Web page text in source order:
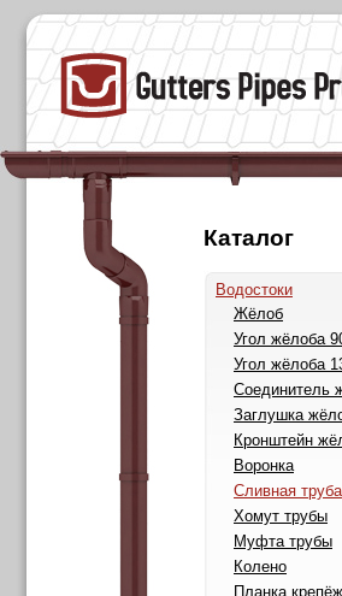
Каталог
Водостоки
Жёлоб
Угол жёлоба
Угол жёлоба
Соединитель
Заглушка
Кронштейн
Воронка
Сливная труба
Хомут трубы
Муфта трубы
Колено
Планка